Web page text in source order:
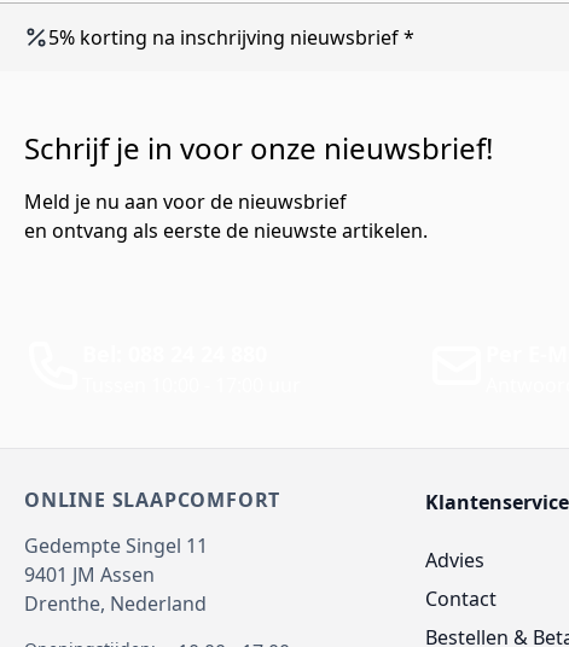
5% korting na inschrijving nieuwsbrief *
Schrijf je in voor onze nieuwsbrief!
Meld je nu aan voor de nieuwsbrief
en ontvang als eerste de nieuwste artikelen.
ONLINE SLAAPCOMFORT
Gedempte Singel 11
9401 JM Assen
Drenthe, Nederland
Klantenservice
Advies
Contact
Bestellen &